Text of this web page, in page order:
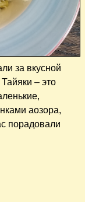
за вкусной
Тайяки – это
аозора,
порадовали